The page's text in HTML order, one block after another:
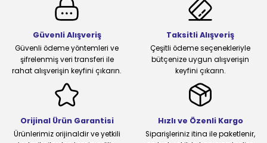
Güvenli Alışveriş
Güvenli ödeme yöntemleri ve
şifrelenmiş veri transferi ile
rahat alışverişin keyfini çıkarın.
Taksitli Alışveriş
Çeşitli ödeme seçenekleriyle
bütçenize uygun alışverişin
keyfini çıkarın.
Orijinal Ürün Garantisi
Ürünlerimiz orijinaldir ve yetkili
Hızlı ve Özenli Kargo
Siparişleriniz itina ile paketlenir,